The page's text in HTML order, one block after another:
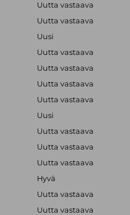
Uutta vastaava
Uutta vastaava
Uusi
Uutta vastaava
Uutta vastaava
Uutta vastaava
Uutta vastaava
Uusi
Uutta vastaava
Uutta vastaava
Uutta vastaava
Hyvä
Uutta vastaava
Uutta vastaava